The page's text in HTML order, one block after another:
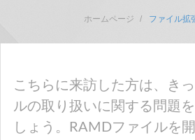
ホームページ ファイル拡
こちらに来訪した方は、き
ルの取り扱いに関する問題
しょう。RAMDファイルを